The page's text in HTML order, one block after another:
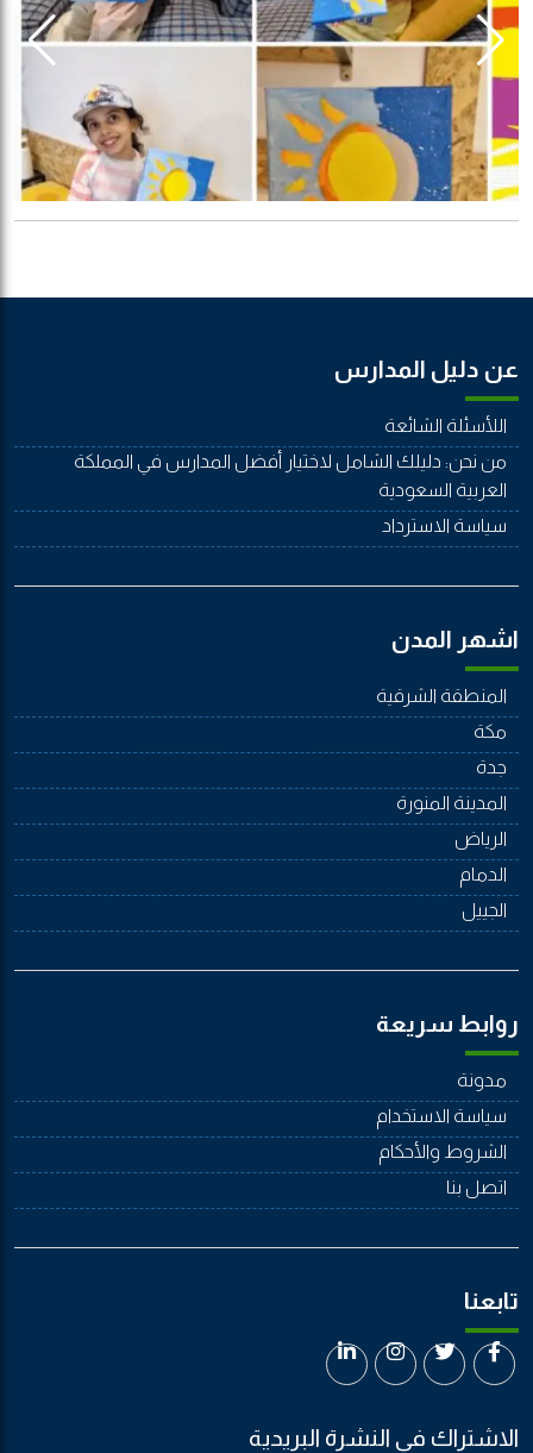
عن دليل المدارس
اللأسئلة الشائعة
من نحن: دليلك الشامل لاختيار أفضل المدارس في المملكة
العربية السعودية
سياسة الاسترداد
اشهر المدن
المنطقة الشرقية
مكة
جدة
المدينة المنورة
الرياض
الدمام
الجييل
روابط سريعة
مدونة
سياسة الاستخدام
الشروط والأحكام
اتصل بنا
تابعنا
الاشتراك في النشرة البريدية